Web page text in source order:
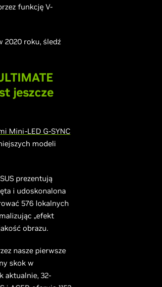
funkcję V-
2020 roku, śledź
jeszcze
Mini-LED G-SYNC
modeli
prezentują
i udoskonalona
576 lokalnych
„efekt
obrazu.
nasze pierwsze
skok w
aktualnie, 32-